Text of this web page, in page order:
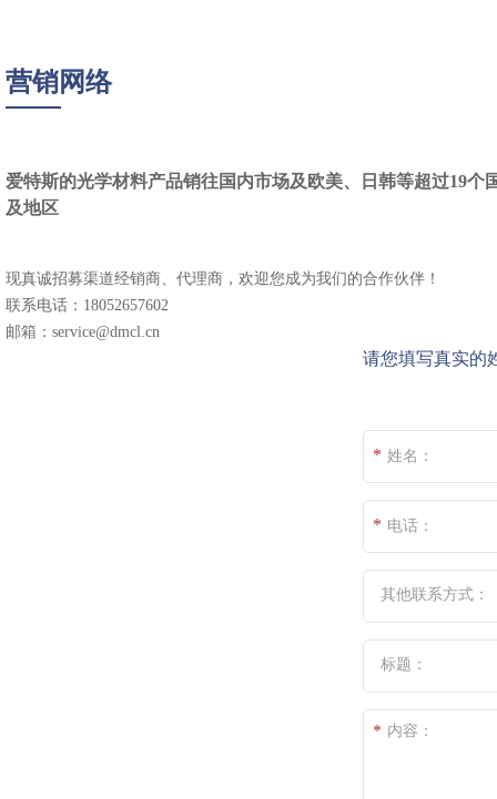
营销网络
爱特斯的光学材料产品销往国内市场及欧美、日韩等超过19个
及地区
现真诚招募渠道经销商、代理商，欢迎您成为我们的合作伙伴！
联系电话：18052657602
邮箱：service@dmcl.cn
请您填写真实的
* 姓名：
* 电话：
其他联系方式：
标题：
* 内容：